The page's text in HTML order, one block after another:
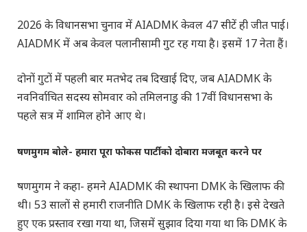
2026 के विधानसभा चुनाव में AIADMK केवल 47 सीटें ही जीत पाई।
AIADMK में अब केवल पलानीसामी गुट रह गया है। इसमें 17 नेता हैं।
दोनों गुटों में पहली बार मतभेद तब दिखाई दिए, जब AIADMK के
नवनिर्वाचित सदस्य सोमवार को तमिलनाडु की 17वीं विधानसभा के
पहले सत्र में शामिल होने आए थे।
षणमुगम बोले- हमारा पूरा फोकस पार्टी को दोबारा मजबूत करने पर
षणमुगम ने कहा- हमने AIADMK की स्थापना DMK के खिलाफ की
थी। 53 सालों से हमारी राजनीति DMK के खिलाफ रही है। इसे देखते
हुए एक प्रस्ताव रखा गया था, जिसमें सुझाव दिया गया था कि DMK के